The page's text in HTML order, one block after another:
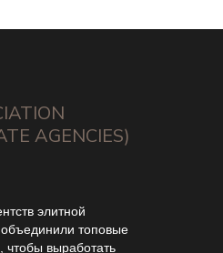
AGENCIES)
элитной
топовые
чтобы выработать